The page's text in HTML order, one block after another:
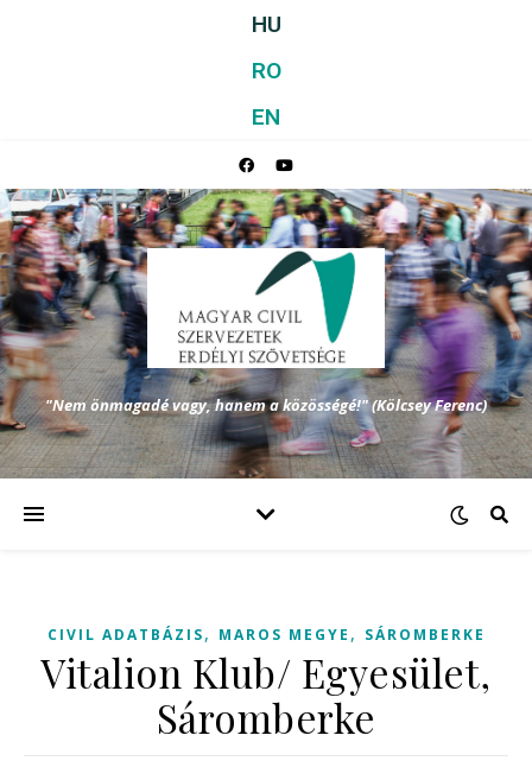
HU
RO
EN
"Nem önmagadé vagy, hanem a közösségé!" (Kölcsey Ferenc)
CIVIL ADATBÁZIS, MAROS MEGYE , SÁROMBERKE
Vitalion Klub/ Egyesület,
Sáromberke